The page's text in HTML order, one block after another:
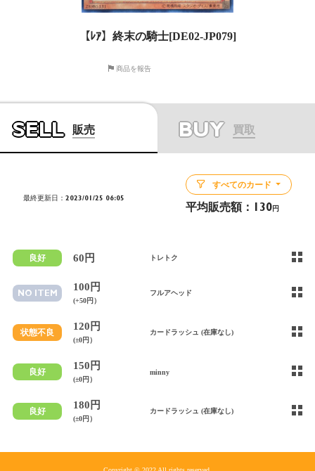
【ﾚｱ】終末の騎士[DE02-JP079]
商品を報告
SELL 販売 BUY 買取
最終更新日：2023/01/25 06:05
すべてのカード
平均販売額： 130円
良好 60円 トレトク
NO ITEM
100円
(+50円）
フルアヘッド
状態不良
120円
(±0円）
カードラッシュ (在庫なし)
良好
150円
(±0円）
minny
良好
180円
(±0円）
カードラッシュ (在庫なし)
Copyright © 2022 All rights reserved.